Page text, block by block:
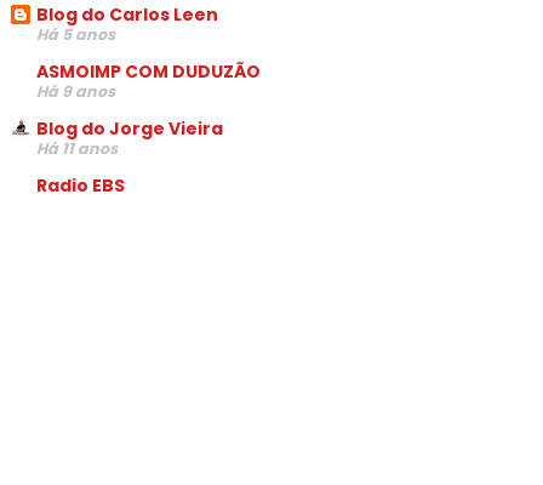
Blog do Carlos Leen
Há 5 anos
ASMOIMP COM DUDUZÃO
Há 9 anos
Blog do Jorge Vieira
Há 11 anos
Radio EBS